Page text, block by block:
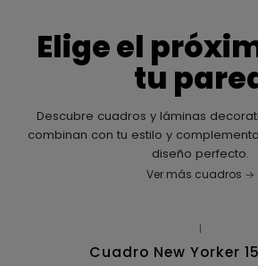
Elige el
tu
Descubre cuadros y láminas
combinan con tu estilo y
diseño perfecto.
Ver más cuadros
|
Cuadro New Yorker